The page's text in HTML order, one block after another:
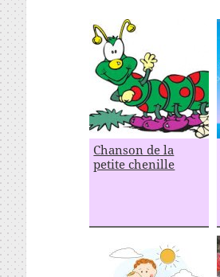
Chanson de la
petite chenille